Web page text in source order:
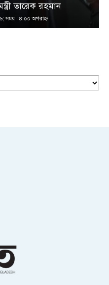
তারেক রহমান
সময় : ৪:০০ অপরাহ্ণ